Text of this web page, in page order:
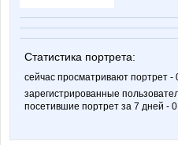
Статистика портрета:
сейчас просматривают портрет -
зарегистрированные
посетившие портрет за 7 дней - 0